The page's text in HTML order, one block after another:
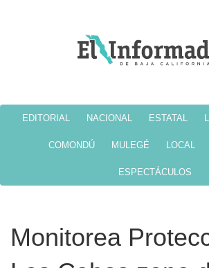
EDITORIAL NACIONAL ESTATAL
COMONDÚ MULEGÉ LOCAL
ESPECTÁCULOS
Monitorea